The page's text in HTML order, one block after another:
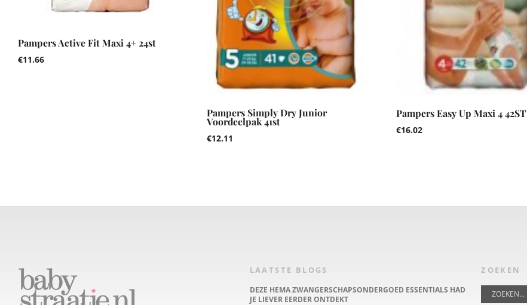
Pampers Active Fit Maxi 4+ 24st
€11.66
Pampers Simply Dry Junior
Voordeelpak 41st
€12.11
Pampers Easy Up Maxi 4 42ST
€16.02
LAATSTE BLOGS
DEZE HEMA ZWANGERSCHAPSONDERGOED ESSENTIALS HAD
JE LIEVER EERDER ONTDEKT
ZOEKEN